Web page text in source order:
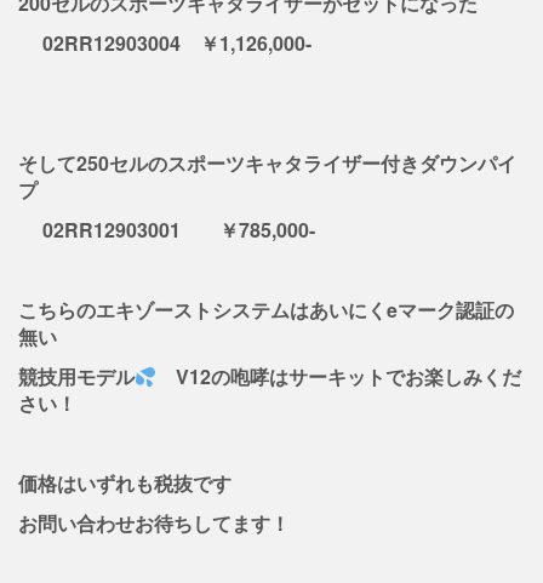
02RR12903004 ￥1,126,000-
そして250セルのスポーツキャタライザー付きダウンパイ
プ
02RR12903001 ￥785,000-
こちらのエキゾーストシステムはあいにくeマーク認証の
無い
競技用モデル
V12の咆哮はサーキットでお楽しみくだ
さい！
価格はいずれも税抜です
お問い合わせお待ちしてます！